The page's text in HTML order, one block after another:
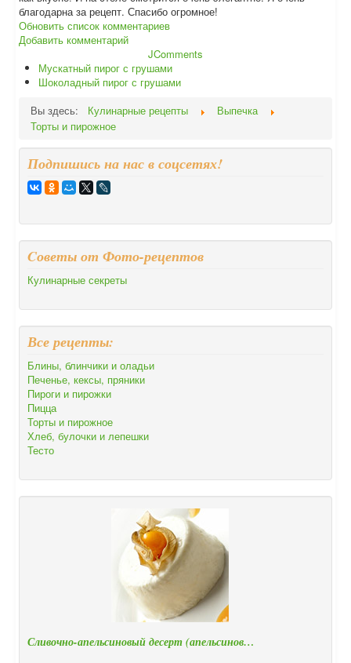
благодарна за рецепт. Спасибо огромное!
Обновить список комментариев
Добавить комментарий
JComments
Мускатный пирог с грушами
Шоколадный пирог с грушами
Вы здесь:
Кулинарные рецепты
Выпечка
Торты и пирожное
Подпишись на нас в соцсетях!
Cоветы от Фото-рецептов
Кулинарные секреты
Все рецепты:
Блины, блинчики и оладьи
Печенье, кексы, пряники
Пироги и пирожки
Пицца
Торты и пирожное
Хлеб, булочки и лепешки
Тесто
Сливочно-апельсиновый десерт (апельсинов…